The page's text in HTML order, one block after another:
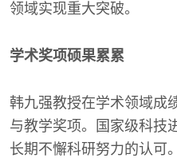
领域实现重大突破。
学术奖项硕果累累
韩九强教授在学术领域成
与教学奖项。国家级科技
长期不懈科研努力的认可